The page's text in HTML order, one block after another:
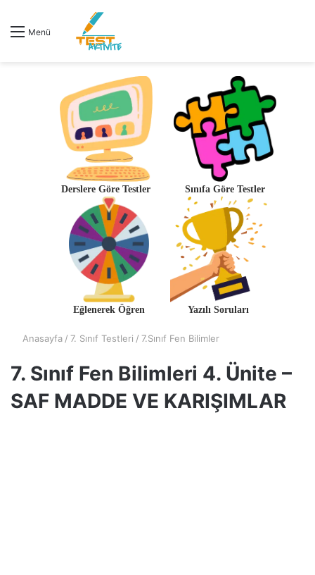
Menü
Derslere Göre Testler Sınıfa Göre Testler
Eğlenerek Öğren Yazılı Soruları
Anasayfa / 7. Sınıf Testleri / 7.Sınıf Fen Bilimler
7. Sınıf Fen Bilimleri 4. Ünite –
SAF MADDE VE KARIŞIMLAR